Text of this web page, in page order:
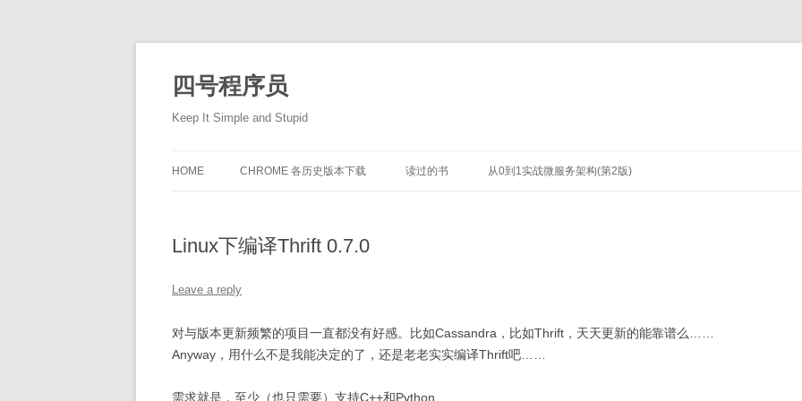
content
四号程序员
Keep It Simple and Stupid
HOME CHROME 各历史版本下载 读过的书 从0到1实战微服务架构(第2版)
Linux下编译Thrift 0.7.0
Leave a reply
对与版本更新频繁的项目一直都没有好感。比如Cassandra，比如Thrift，天天更新的能靠谱么……
Anyway，用什么不是我能决定的了，还是老老实实编译Thrift吧……
需求就是，至少（也只需要）支持C++和Python